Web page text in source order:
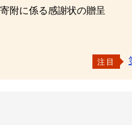
附に係る感謝状の贈呈
注目